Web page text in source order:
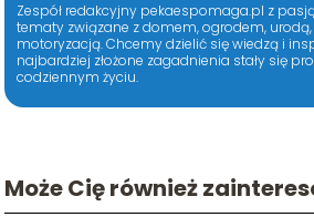
Zespół redakcyjny pekaespomaga.pl z
tematy związane z domem, ogrodem,
motoryzacją. Chcemy dzielić się wiedzą i
najbardziej złożone zagadnienia stały się
codziennym życiu.
Może Cię również